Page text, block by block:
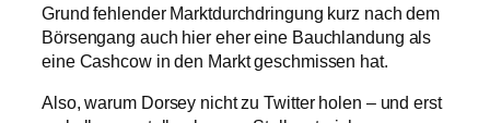
Grund fehlender Marktdurchdringung kurz nach dem
Börsengang auch hier eher eine Bauchlandung als
eine Cashcow in den Markt geschmissen hat.
Also, warum Dorsey nicht zu Twitter holen – und erst